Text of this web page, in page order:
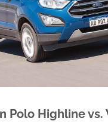
Polo Highline vs.